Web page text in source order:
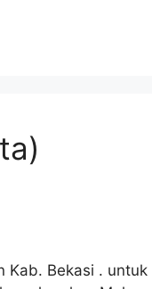
Kab. Bekasi . untuk